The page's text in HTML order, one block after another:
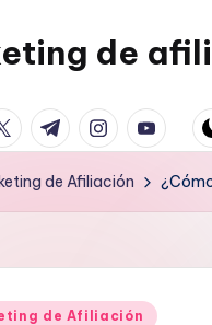
de
t.me instagram.com
de Afiliación
de Afiliación